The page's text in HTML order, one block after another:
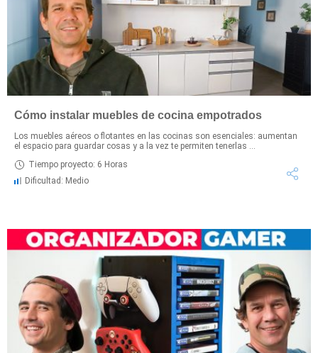
Cómo instalar muebles de cocina empotrados
Los muebles aéreos o flotantes en las cocinas son esenciales: aumentan
el espacio para guardar cosas y a la vez te permiten tenerlas ...
Tiempo proyecto: 6 Horas
Dificultad: Medio